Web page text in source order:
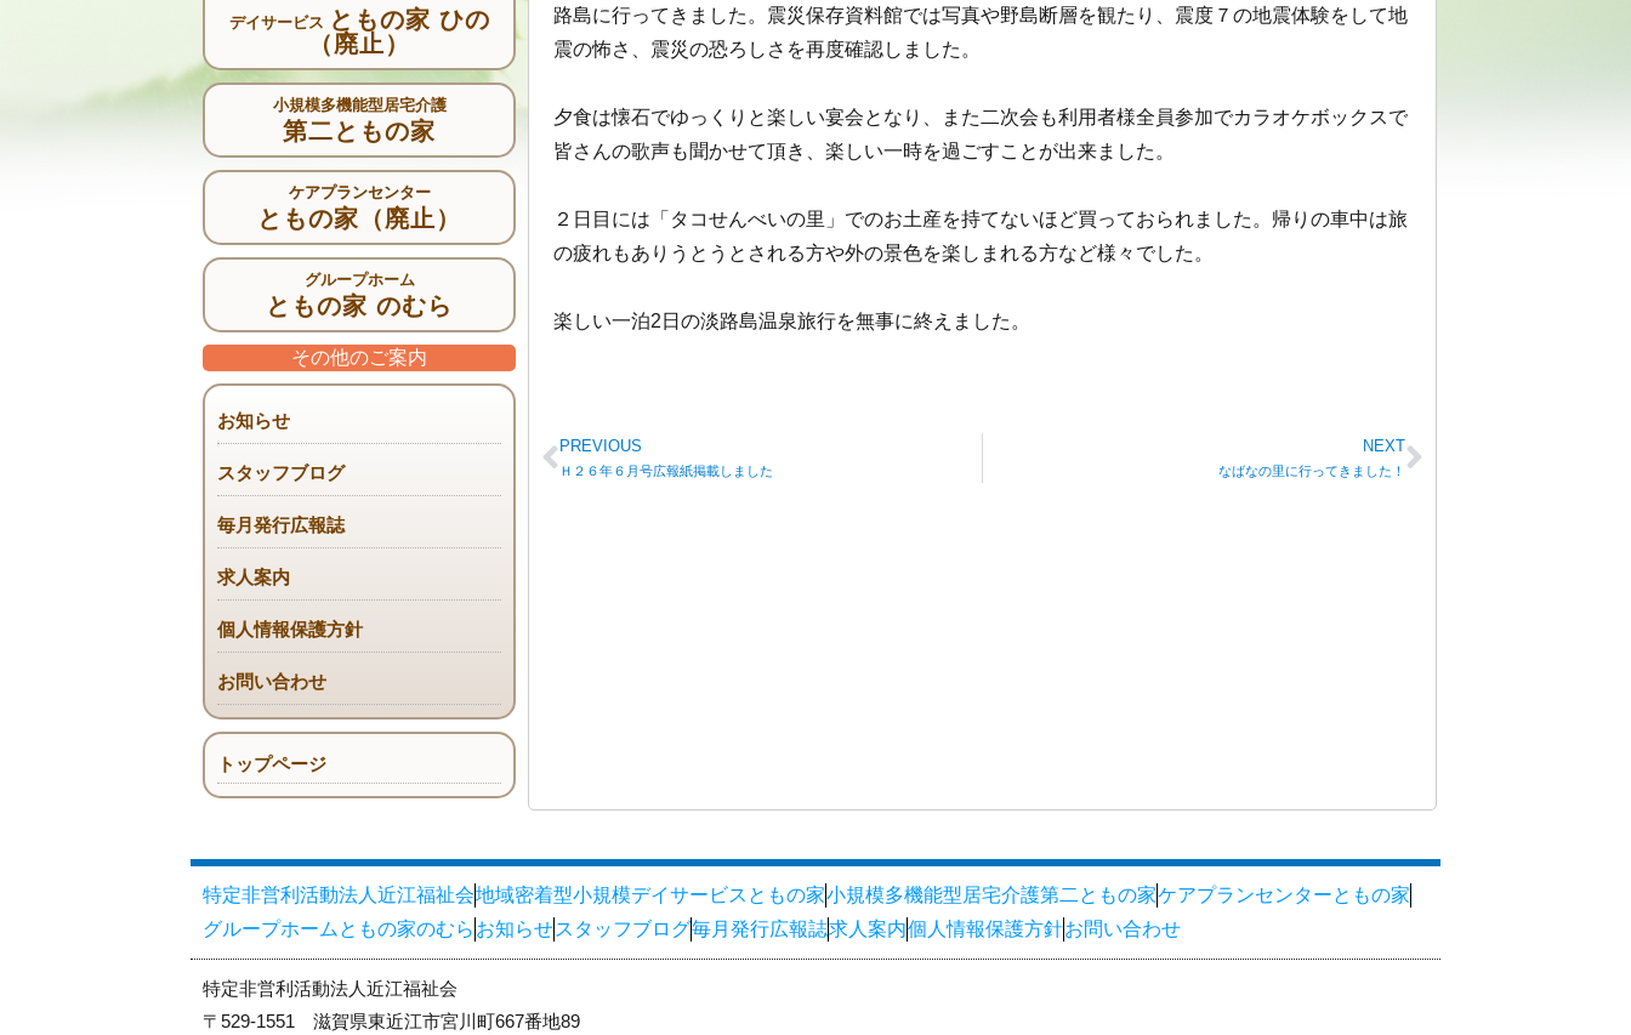
デイサービス ともの家 ひの
（廃止）
小規模多機能型居宅介護
第二ともの家
ケアプランセンター
ともの家（廃止）
グループホーム
ともの家 のむら
その他のご案内
お知らせ
スタッフブログ
毎月発行広報誌
求人案内
個人情報保護方針
お問い合わせ
トップページ
路島に行ってきました。震災保存資料館では写真や野島断層を観たり、震度７の地震体験をして地
震の怖さ、震災の恐ろしさを再度確認しました。
夕食は懐石でゆっくりと楽しい宴会となり、また二次会も利用者様全員参加でカラオケボックスで
皆さんの歌声も聞かせて頂き、楽しい一時を過ごすことが出来ました。
２日目には「タコせんべいの里」でのお土産を持てないほど買っておられました。帰りの車中は旅
の疲れもありうとうとされる方や外の景色を楽しまれる方など様々でした。
楽しい一泊2日の淡路島温泉旅行を無事に終えました。
PREVIOUS
Ｈ２６年６月号広報紙掲載しました
NEXT
なばなの里に行ってきました！
特定非営利活動法人近江福祉会地域密着型小規模デイサービスともの家小規模多機能型居宅介護第二ともの家ケアプランセンターともの家
グループホームともの家のむら お知らせスタッフブログ毎月発行広報誌求人案内個人情報保護方針お問い合わせ
特定非営利活動法人近江福祉会
〒529-1551 滋賀県東近江市宮川町667番地89